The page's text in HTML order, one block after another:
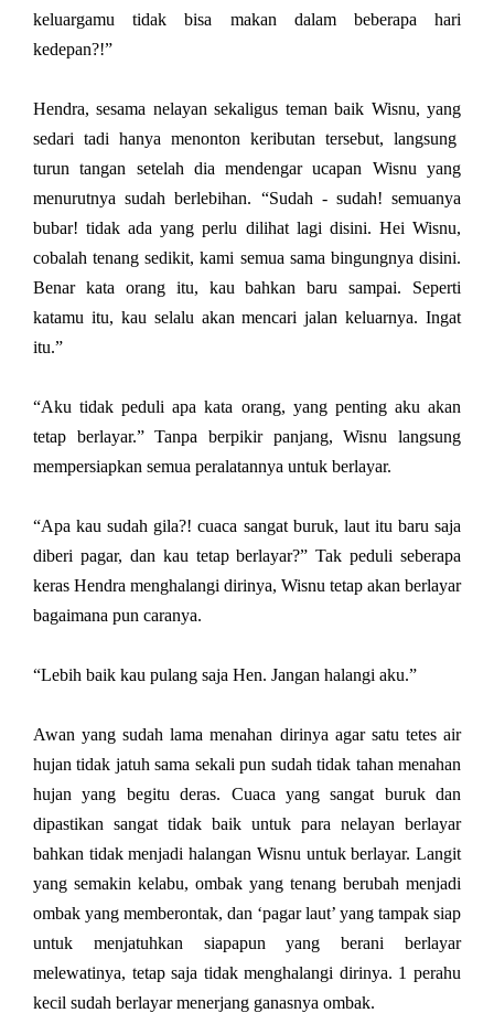
keluargamu tidak bisa makan dalam beberapa hari
kedepan?!”
Hendra, sesama nelayan sekaligus teman baik Wisnu, yang
sedari tadi hanya menonton keributan tersebut, langsung
turun tangan setelah dia mendengar ucapan Wisnu yang
menurutnya sudah berlebihan. “Sudah - sudah! semuanya
bubar! tidak ada yang perlu dilihat lagi disini. Hei Wisnu,
cobalah tenang sedikit, kami semua sama bingungnya disini.
Benar kata orang itu, kau bahkan baru sampai. Seperti
katamu itu, kau selalu akan mencari jalan keluarnya. Ingat
itu.”
“Aku tidak peduli apa kata orang, yang penting aku akan
tetap berlayar.” Tanpa berpikir panjang, Wisnu langsung
mempersiapkan semua peralatannya untuk berlayar.
“Apa kau sudah gila?! cuaca sangat buruk, laut itu baru saja
diberi pagar, dan kau tetap berlayar?” Tak peduli seberapa
keras Hendra menghalangi dirinya, Wisnu tetap akan berlayar
bagaimana pun caranya.
“Lebih baik kau pulang saja Hen. Jangan halangi aku.”
Awan yang sudah lama menahan dirinya agar satu tetes air
hujan tidak jatuh sama sekali pun sudah tidak tahan menahan
hujan yang begitu deras. Cuaca yang sangat buruk dan
dipastikan sangat tidak baik untuk para nelayan berlayar
bahkan tidak menjadi halangan Wisnu untuk berlayar. Langit
yang semakin kelabu, ombak yang tenang berubah menjadi
ombak yang memberontak, dan ‘pagar laut’ yang tampak siap
untuk menjatuhkan siapapun yang berani berlayar
melewatinya, tetap saja tidak menghalangi dirinya. 1 perahu
kecil sudah berlayar menerjang ganasnya ombak.